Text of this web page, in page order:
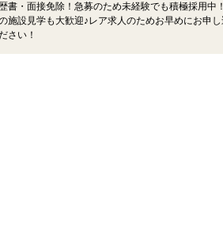
書・面接免除！急募のため未経験でも積極採用中
施設見学も大歓迎♪レア求人のためお早めにお申し
さい！